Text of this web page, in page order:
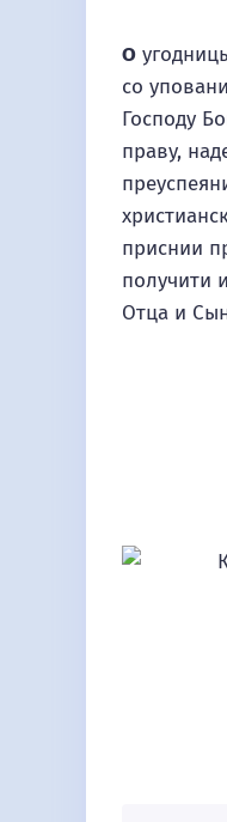
О
со
Господу
праву,
приснии
получити
Отца и